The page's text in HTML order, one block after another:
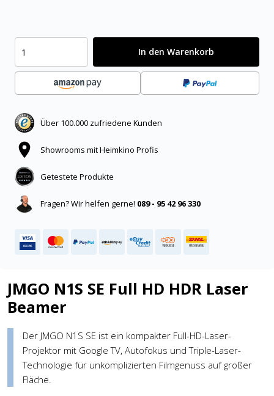
In den Warenkorb
Über 100.000 zufriedene Kunden
Showrooms mit Heimkino Profis
Getestete Produkte
Fragen? Wir helfen gerne! 089 - 95 42 96 330
JMGO N1S SE Full HD HDR Laser
Beamer
Der JMGO N1S SE ist ein kompakter Full-HD-Laser-
Projektor mit Google TV, Autofokus und Triple-Laser-
Technologie für unkomplizierten Filmgenuss auf großer
Fläche.